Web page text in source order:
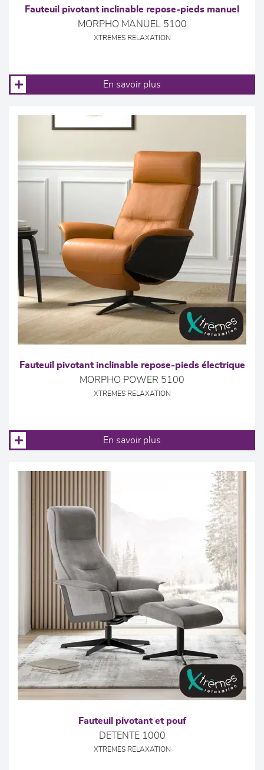
Fauteuil pivotant inclinable repose-pieds manuel
MORPHO MANUEL 5100
XTREMES RELAXATION
En savoir plus
Fauteuil pivotant inclinable repose-pieds électrique
MORPHO POWER 5100
XTREMES RELAXATION
En savoir plus
Fauteuil pivotant et pouf
DETENTE 1000
XTREMES RELAXATION